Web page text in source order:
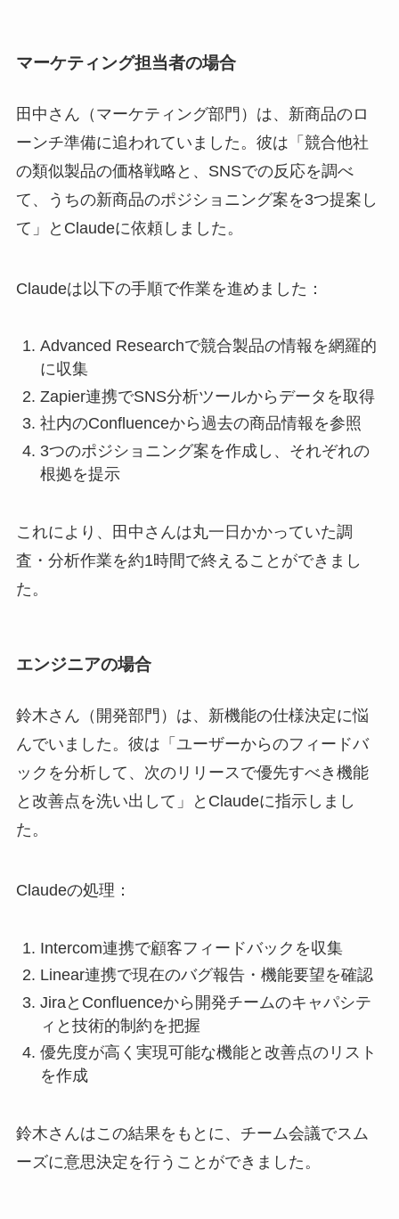
マーケティング担当者の場合
田中さん（マーケティング部門）は、新商品のロ
ーンチ準備に追われていました。彼は「競合他社
の類似製品の価格戦略と、SNSでの反応を調べ
て、うちの新商品のポジショニング案を3つ提案し
て」とClaudeに依頼しました。
Claudeは以下の手順で作業を進めました：
Advanced Researchで競合製品の情報を網羅的
に収集
Zapier連携でSNS分析ツールからデータを取得
社内のConfluenceから過去の商品情報を参照
3つのポジショニング案を作成し、それぞれの
根拠を提示
これにより、田中さんは丸一日かかっていた調
査・分析作業を約1時間で終えることができまし
た。
エンジニアの場合
鈴木さん（開発部門）は、新機能の仕様決定に悩
んでいました。彼は「ユーザーからのフィードバ
ックを分析して、次のリリースで優先すべき機能
と改善点を洗い出して」とClaudeに指示しまし
た。
Claudeの処理：
Intercom連携で顧客フィードバックを収集
Linear連携で現在のバグ報告・機能要望を確認
JiraとConfluenceから開発チームのキャパシテ
ィと技術的制約を把握
優先度が高く実現可能な機能と改善点のリスト
を作成
鈴木さんはこの結果をもとに、チーム会議でスム
ーズに意思決定を行うことができました。